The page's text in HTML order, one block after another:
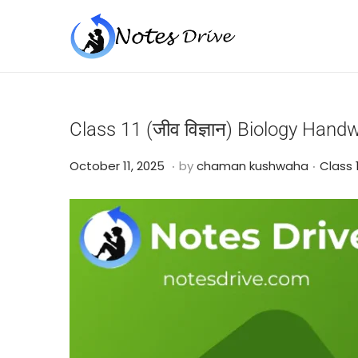
Class 11 (जीव विज्ञान) Biology
Posted on
October 11, 2025 O
t
o
b
r
. bychaman kushwaha . Class